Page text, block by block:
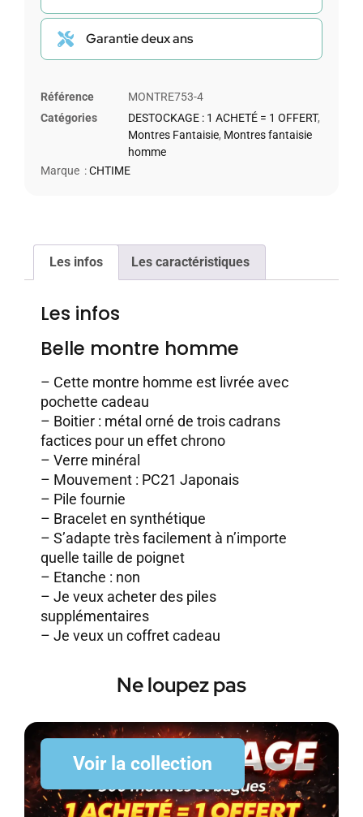
Garantie deux ans
Référence
MONTRE753-4
Catégories
DESTOCKAGE : 1 ACHETÉ = 1 OFFERT,
Montres Fantaisie, Montres fantaisie
homme
Marque :CHTIME
Les infos Les caractéristiques
Les infos
Belle montre homme
– Cette montre homme est livrée avec
pochette cadeau
– Boitier : métal orné de trois cadrans
factices pour un effet chrono
– Verre minéral
– Mouvement : PC21 Japonais
– Pile fournie
– Bracelet en synthétique
– S’adapte très facilement à n’importe
quelle taille de poignet
– Etanche : non
– Je veux acheter des piles
supplémentaires
– Je veux un coffret cadeau
Ne loupez pas
Voir la collection